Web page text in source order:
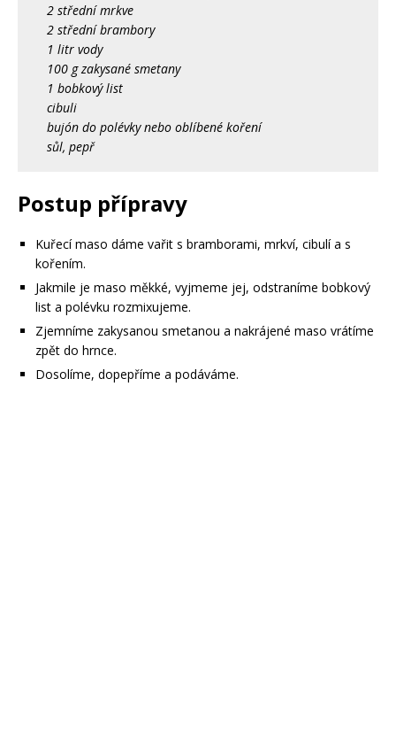
2 střední mrkve
2 střední brambory
1 litr vody
100 g zakysané smetany
1 bobkový list
cibuli
bujón do polévky nebo oblíbené koření
sůl, pepř
Postup přípravy
Kuřecí maso dáme vařit s bramborami, mrkví, cibulí a s
kořením.
Jakmile je maso měkké, vyjmeme jej, odstraníme bobkový
list a polévku rozmixujeme.
Zjemníme zakysanou smetanou a nakrájené maso vrátíme
zpět do hrnce.
Dosolíme, dopepříme a podáváme.